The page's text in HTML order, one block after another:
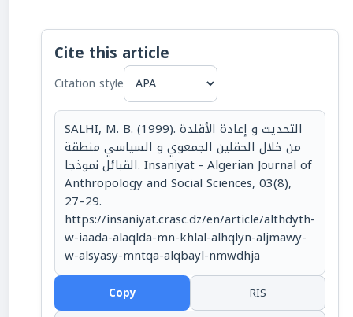
Cite this article
Citation style
SALHI, M. B. (1999). التحديث و إعادة الأقلدة
من خلال الحقلين الجمعوي و السياسي منطقة
القبائل نموذجا. Insaniyat - Algerian Journal of
Anthropology and Social Sciences, 03(8),
27–29.
https://insaniyat.crasc.dz/en/article/althdyth-
w-iaada-alaqlda-mn-khlal-alhqlyn-aljmawy-
w-alsyasy-mntqa-alqbayl-nmwdhja
Copy
RIS